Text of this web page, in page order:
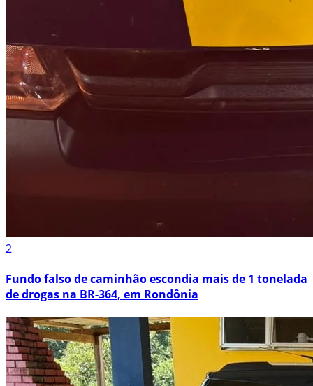
2
Fundo falso de caminhão escondia mais de 1 tonelada
de drogas na BR-364, em Rondônia